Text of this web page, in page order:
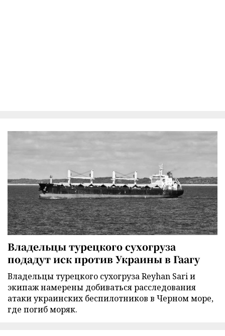
Владельцы турецкого сухогруза
подадут иск против Украины в Гаагу
Владельцы турецкого сухогруза Reyhan Sari и
экипаж намерены добиваться расследования
атаки украинских беспилотников в Черном море,
где погиб моряк.